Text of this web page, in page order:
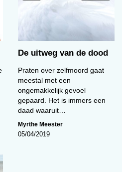
De uitweg van de dood
Praten over zelfmoord gaat
meestal met een
ongemakkelijk gevoel
gepaard. Het is immers een
daad waaruit…
Myrthe Meester
05/04/2019